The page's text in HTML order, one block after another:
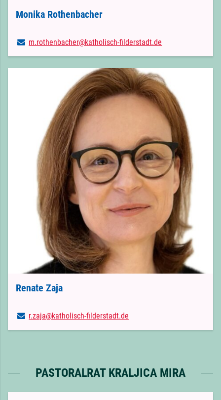
Monika Rothenbacher
m.​rothenbacher@​katholisch-filderstadt.​de
Renate Zaja
r.​zaja@​katholisch-filderstadt.​de
PASTORALRAT KRALJICA MIRA